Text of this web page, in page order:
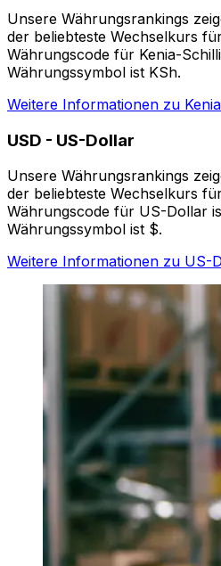
Unsere Währungsrankings
der beliebteste Wechselkurs
Währungscode für Kenia-
Währungssymbol ist KSh.
Weitere Informationen zu
USD - US-Dollar
Unsere Währungsrankings
der beliebteste Wechselkurs
Währungscode für US-Dollar
Währungssymbol ist $.
Weitere Informationen zu US-